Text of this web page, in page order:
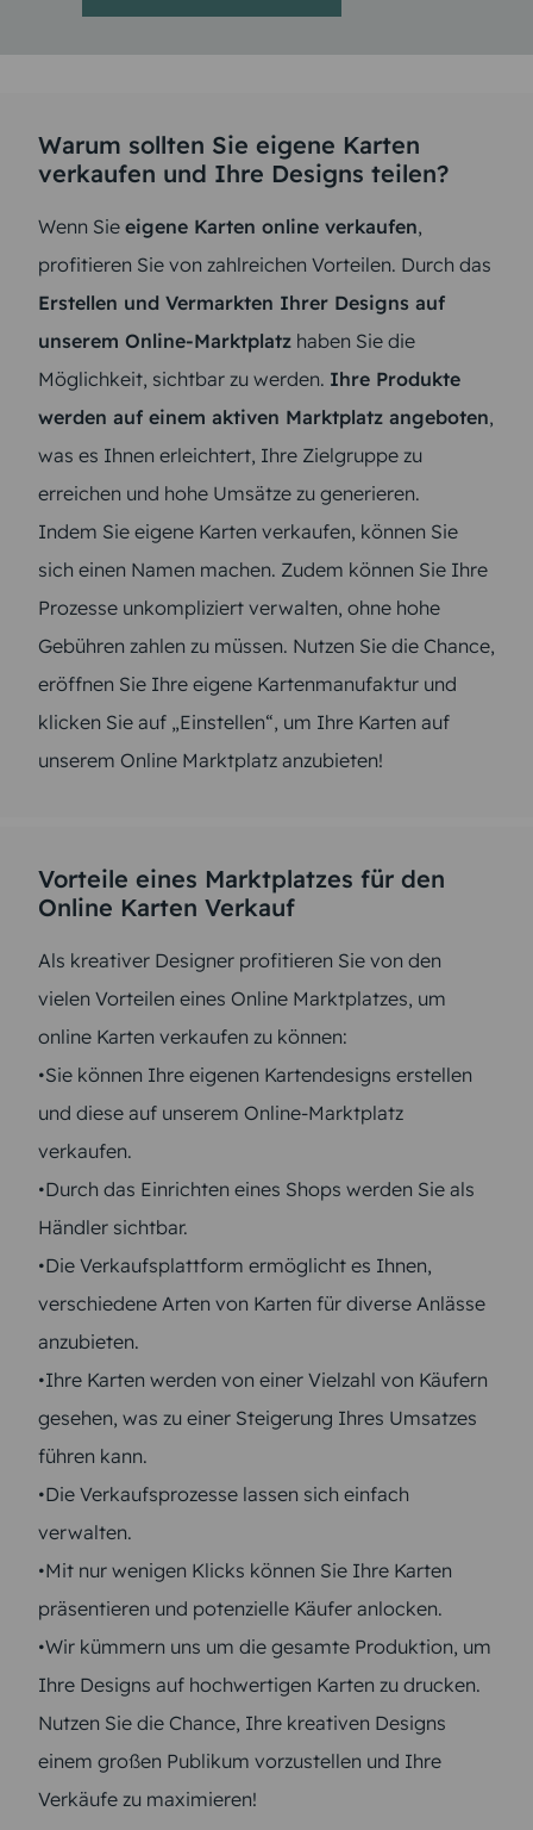
Warum sollten Sie eigene Karten
verkaufen und Ihre Designs teilen?
Wenn Sie eigene Karten online verkaufen,
profitieren Sie von zahlreichen Vorteilen. Durch das
Erstellen und Vermarkten Ihrer Designs auf
unserem Online-Marktplatz haben Sie die
Möglichkeit, sichtbar zu werden. Ihre Produkte
werden auf einem aktiven Marktplatz angeboten,
was es Ihnen erleichtert, Ihre Zielgruppe zu
erreichen und hohe Umsätze zu generieren.
Indem Sie eigene Karten verkaufen, können Sie
sich einen Namen machen. Zudem können Sie Ihre
Prozesse unkompliziert verwalten, ohne hohe
Gebühren zahlen zu müssen. Nutzen Sie die Chance,
eröffnen Sie Ihre eigene Kartenmanufaktur und
klicken Sie auf „Einstellen“, um Ihre Karten auf
unserem Online Marktplatz anzubieten!
Vorteile eines Marktplatzes für den
Online Karten Verkauf
Als kreativer Designer profitieren Sie von den
vielen Vorteilen eines Online Marktplatzes, um
online Karten verkaufen zu können:
•Sie können Ihre eigenen Kartendesigns erstellen
und diese auf unserem Online-Marktplatz
verkaufen.
•Durch das Einrichten eines Shops werden Sie als
Händler sichtbar.
•Die Verkaufsplattform ermöglicht es Ihnen,
verschiedene Arten von Karten für diverse Anlässe
anzubieten.
•Ihre Karten werden von einer Vielzahl von Käufern
gesehen, was zu einer Steigerung Ihres Umsatzes
führen kann.
•Die Verkaufsprozesse lassen sich einfach
verwalten.
•Mit nur wenigen Klicks können Sie Ihre Karten
präsentieren und potenzielle Käufer anlocken.
•Wir kümmern uns um die gesamte Produktion, um
Ihre Designs auf hochwertigen Karten zu drucken.
Nutzen Sie die Chance, Ihre kreativen Designs
einem großen Publikum vorzustellen und Ihre
Verkäufe zu maximieren!